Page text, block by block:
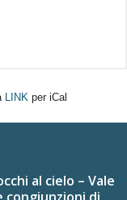
LINK per iCal
al cielo – Vale